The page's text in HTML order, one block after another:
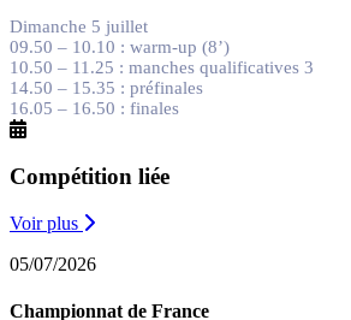
Dimanche 5 juillet
09.50 – 10.10 : warm-up (8’)
10.50 – 11.25 : manches qualificatives 3
14.50 – 15.35 : préfinales
16.05 – 16.50 : finales
Compétition liée
Voir plus
05/07/2026
Championnat de France